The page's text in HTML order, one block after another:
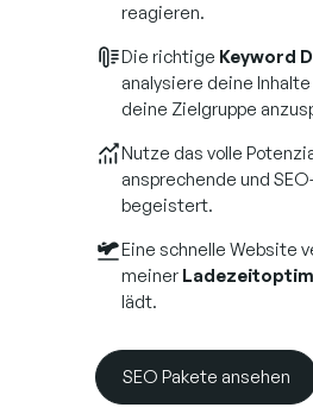
reagieren.
Die richtige Keyword
analysiere deine
deine Zielgruppe
Nutze das volle
ansprechende und
begeistert.
Eine schnelle Website
meiner
lädt.
SEO Pakete ansehen